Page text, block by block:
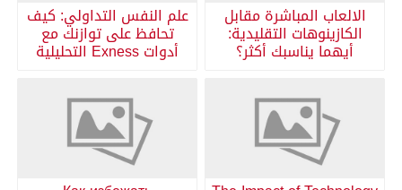
الالعاب المباشرة مقابل
الكازينوهات التقليدية:
أيهما يناسبك أكثر؟
علم النفس التداولي: كيف
تحافظ على توازنك مع
أدوات Exness التحليلية